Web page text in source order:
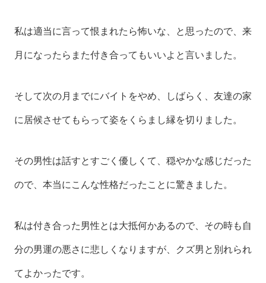
私は適当に言って恨まれたら怖いな、と思ったので、来
月になったらまた付き合ってもいいよと言いました。
そして次の月までにバイトをやめ、しばらく、友達の家
に居候させてもらって姿をくらまし縁を切りました。
その男性は話すとすごく優しくて、穏やかな感じだった
ので、本当にこんな性格だったことに驚きました。
私は付き合った男性とは大抵何かあるので、その時も自
分の男運の悪さに悲しくなりますが、クズ男と別れられ
てよかったです。